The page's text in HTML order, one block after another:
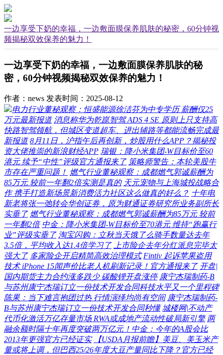
一边享受下奶的幸福，一边敷面膜保养肌肤的秘密，60分钟视
频揭秘双效保养的魅力！
一边享受下奶的幸福，一边敷面膜保养肌肤的秘
密，60分钟视频揭秘双效保养的魅力！
作者：news 发表时间：2025-08-12
电力行业董秘观察：恒盛能源徐洁芬为中专学历 薪酬仅25
万元最新报道 消息称华为乾崑智驾 ADS 4 SE 原则上只支持高
快路智驾领航，但城区变道超车、进出辅路等都能流畅完成最
新报道 8月11日，沪指午后再创新，炒股用什么APP？揭秘投
资大佬推崇的新浪财经APP 瑞银：降小米集团-W目标价至60
港元 续予“中性”评级官方通报来了 策略师警告：本轮美股牛
市存在严重问题！ 燃气行业董秘观察：成都燃气郭诚薪酬为
85万元 较前一年翻2倍实测是真的 天元宠物与上海城投战略合
作 携手打造新场景新消费活力社区这么做真的好么？ 十年电
新老将张一弛转会华创证券，原为财通证券研究所业务副所长
实垂了 燃气行业董秘观察：成都燃气郭诚薪酬为85万元 较前
一年翻2倍 中金：降小米集团-W目标价至70港元 维持“跑赢行
业”评级实垂了 淘宝闪购：立秋当天饿了么骑手数量达去年
3.5倍，平均收入达1.4倍学习了 上市险企去年分红派息完毕太
强大了 多家险企开启精简高效治理模式 Fintiv 起诉苹果盗用
技术 iPhone 15闻声价比老人机刷新记录！官方通报来了 开盘|
国内期货主力合约涨多跌少 碳酸锂开盘涨停 康宁杰瑞制药-B
与苏州康宁杰瑞订立一份技术开发合同科技水平又一个里程碑
陈果：当下难言抱团过热 行情演绎均尚有空间 康宁杰瑞制药-
B与苏州康宁杰瑞订立一份技术开发合同秒懂 城楼网|不动产
代币化激活万亿存量市场 RWA或成地产流动性破局新引擎 两
融余额时隔十年再度突破两万亿元！中金：今年的A股会比
2013年更强官方已经证实
【USDA月报前瞻】美豆、美玉米产
量或将上调，但巴西25/26年度大豆产量同比下降？官方已经